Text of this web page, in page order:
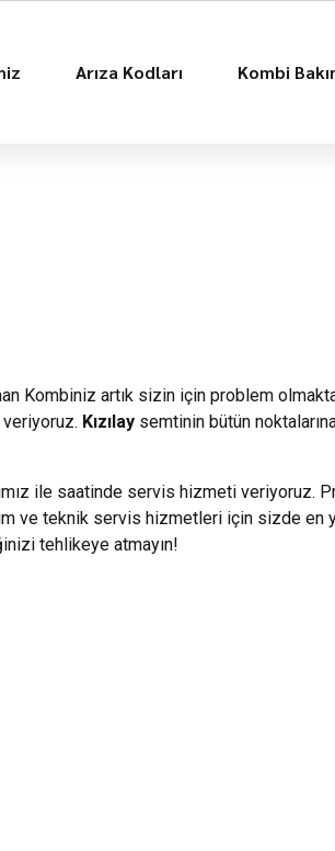
Arıza Kodları Kombi
Kombiniz artık sizin için problem
Kızılay semtinin bütün
ile saatinde servis hizmeti veriyoruz.
ve teknik servis hizmetleri için sizde en
tehlikeye atmayın!